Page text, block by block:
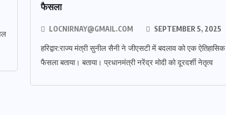
फैसला
LOCNIRNAY@GMAIL.COM SEPTEMBER 5, 2025
हरिद्वार:राज्य मंत्री सुनील सैनी ने जीएसटी में बदलाव को एक ऐतिहासिक
फैसला बताया। बताया। प्रधानमंत्री नरेंद्र मोदी को दूरदर्शी नेतृत्व